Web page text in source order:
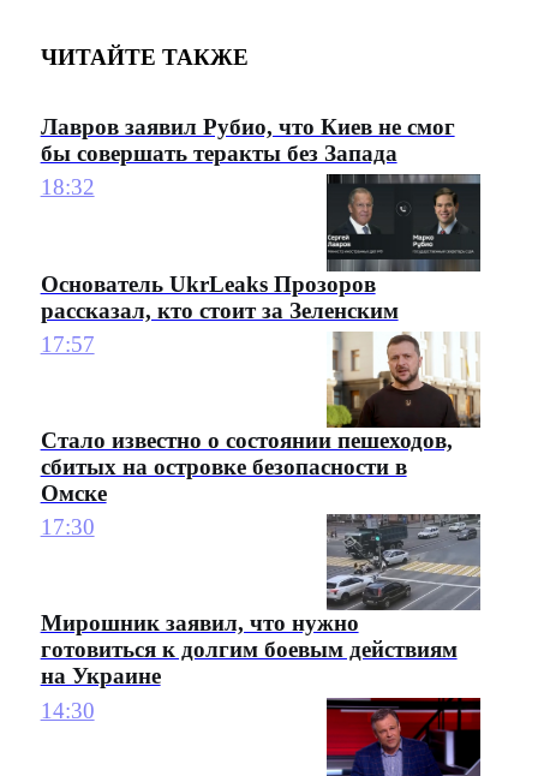
ЧИТАЙТЕ ТАКЖЕ
Лавров заявил Рубио, что Киев не смог
бы совершать теракты без Запада
18:32
Основатель UkrLeaks Прозоров
рассказал, кто стоит за Зеленским
17:57
Стало известно о состоянии пешеходов,
сбитых на островке безопасности в
Омске
17:30
Мирошник заявил, что нужно
готовиться к долгим боевым действиям
на Украине
14:30